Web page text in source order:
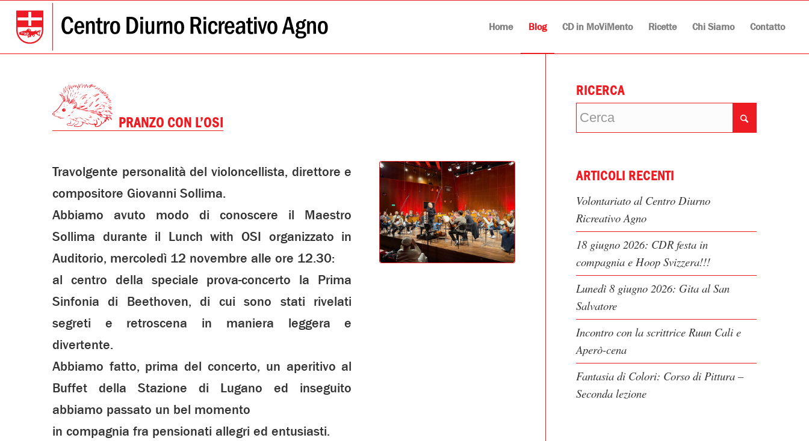
Home Blog CD in MoViMento Ricette Chi Siamo Contatto
PRANZO CON L’OSI
Travolgente personalità del violoncellista, direttore e
compositore Giovanni Sollima.
Abbiamo avuto modo di conoscere il Maestro
Sollima durante il Lunch with OSI organizzato in
Auditorio, mercoledì 12 novembre alle ore 12.30:
al centro della speciale prova-concerto la Prima
Sinfonia di Beethoven, di cui sono stati rivelati
segreti e retroscena in maniera leggera e
divertente.
Abbiamo fatto, prima del concerto, un aperitivo al
Buffet della Stazione di Lugano ed inseguito
abbiamo passato un bel momento
in compagnia fra pensionati allegri ed entusiasti.
RICERCA
ARTICOLI RECENTI
Volontariato al Centro Diurno
Ricreativo Agno
18 giugno 2026: CDR festa in
compagnia e Hoop Svizzera!!!
Lunedì 8 giugno 2026: Gita al San
Salvatore
Incontro con la scrittrice Ruun Cali e
Aperò-cena
Fantasia di Colori: Corso di Pittura –
Seconda lezione